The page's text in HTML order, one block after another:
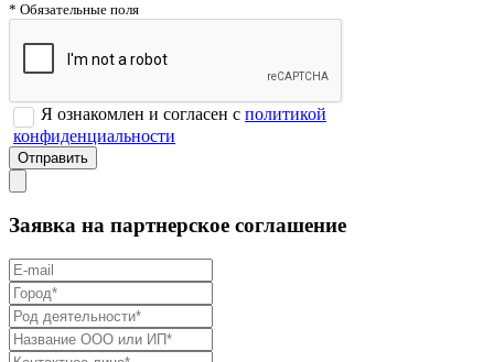
* Обязательные поля
Я ознакомлен и согласен с политикой
конфиденциальности
Заявка на партнерское соглашение